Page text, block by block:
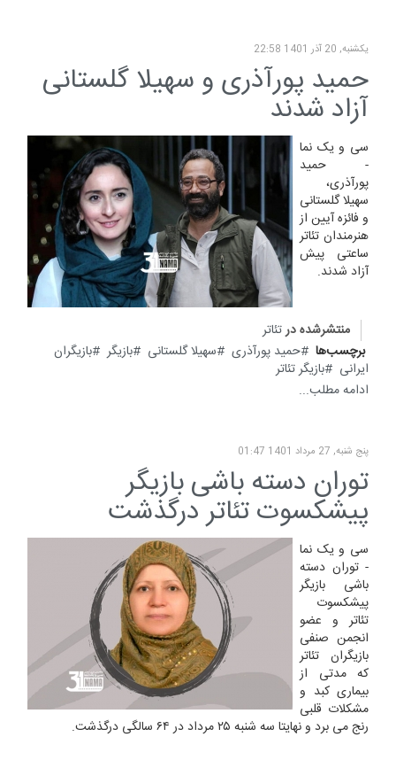
یکشنبه, 20 آذر 1401 22:58
حمید پورآذری و سهیلا گلستانی
آزاد شدند
سی و یک نما
- حمید
پورآذری،
سهیلا گلستانی
و فائزه آیین از
هنرمندان تئاتر
ساعتی پیش
آزاد شدند.
منتشرشده درتئاتر
برچسب‌ها
حمید پورآذری سهیلا گلستانی بازیگر
بازیگران
ایرانی
بازیگر تئاتر
ادامه مطلب...
پنج شنبه, 27 مرداد 1401 01:47
توران دسته باشی بازیگر
پیشکسوت تئاتر درگذشت
سی و یک نما
- توران دسته
باشی بازیگر
پیشکسوت
تئاتر و عضو
انجمن صنفی
بازیگران تئاتر
که مدتی از
بیماری کبد و
مشکلات قلبی
رنج می برد و نهایتا سه شنبه ۲۵ مرداد در ۶۴ سالگی درگذشت.